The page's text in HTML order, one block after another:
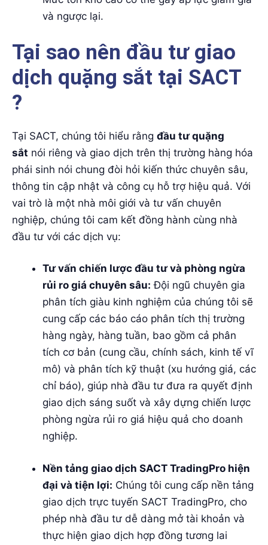
và ngược lại.
Tại sao nên đầu tư giao
dịch quặng sắt tại SACT
?
Tại SACT, chúng tôi hiểu rằng đầu tư quặng
sắt nói riêng và giao dịch trên thị trường hàng hóa
phái sinh nói chung đòi hỏi kiến thức chuyên sâu,
thông tin cập nhật và công cụ hỗ trợ hiệu quả. Với
vai trò là một nhà môi giới và tư vấn chuyên
nghiệp, chúng tôi cam kết đồng hành cùng nhà
đầu tư với các dịch vụ:
Tư vấn chiến lược đầu tư và phòng ngừa
rủi ro giá chuyên sâu: Đội ngũ chuyên gia
phân tích giàu kinh nghiệm của chúng tôi sẽ
cung cấp các báo cáo phân tích thị trường
hàng ngày, hàng tuần, bao gồm cả phân
tích cơ bản (cung cầu, chính sách, kinh tế vĩ
mô) và phân tích kỹ thuật (xu hướng giá, các
chỉ báo), giúp nhà đầu tư đưa ra quyết định
giao dịch sáng suốt và xây dựng chiến lược
phòng ngừa rủi ro giá hiệu quả cho doanh
nghiệp.
Nền tảng giao dịch SACT TradingPro hiện
đại và tiện lợi: Chúng tôi cung cấp nền tảng
giao dịch trực tuyến SACT TradingPro, cho
phép nhà đầu tư dễ dàng mở tài khoản và
thực hiện giao dịch hợp đồng tương lai